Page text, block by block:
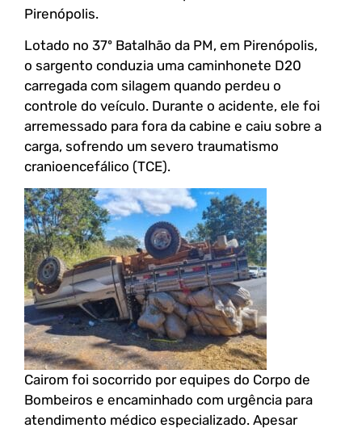
Pirenópolis.
Lotado no 37º Batalhão da PM, em Pirenópolis,
o sargento conduzia uma caminhonete D20
carregada com silagem quando perdeu o
controle do veículo. Durante o acidente, ele foi
arremessado para fora da cabine e caiu sobre a
carga, sofrendo um severo traumatismo
cranioencefálico (TCE).
Cairom foi socorrido por equipes do Corpo de
Bombeiros e encaminhado com urgência para
atendimento médico especializado. Apesar